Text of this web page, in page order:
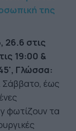
της
26.6 στις
19:00 &
Γλώσσα:
Σάββατο, έως
φωτίζουν τα